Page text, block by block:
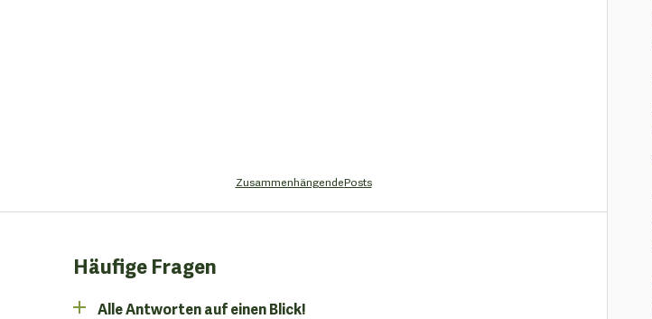
ZusammenhängendePosts
Häufige Fragen
Alle Antworten auf einen Blick!